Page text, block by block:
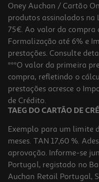
Bifidus Danone Activia
3.21 €/Kg
1,99 €
Oney Auchan / Cartão
produtos assinalados na
75€. Ao valor da compra
Formalização até 6% e
prestações. Consulte
***O valor da primeira
compra, refletindo o
prestações acresce o
de Crédito.
TAEG DO CARTÃO DE
Exemplo para um limite
meses. TAN 17,60 %.
aprovação. Informe-se
Portugal, registado no
Auchan Retail Portugal,